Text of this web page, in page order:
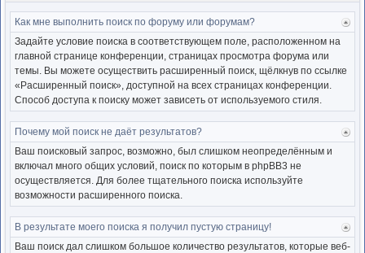
Как мне выполнить поиск по форуму или форумам?
Задайте условие поиска в соответствующем поле, расположенном на
главной странице конференции, страницах просмотра форума или
темы. Вы можете осуществить расширенный поиск, щёлкнув по ссылке
«Расширенный поиск», доступной на всех страницах конференции.
Способ доступа к поиску может зависеть от используемого стиля.
Почему мой поиск не даёт результатов?
Ваш поисковый запрос, возможно, был слишком неопределённым и
включал много общих условий, поиск по которым в phpBB3 не
осуществляется. Для более тщательного поиска используйте
возможности расширенного поиска.
к
В результате моего поиска я получил пустую страницу!
Ваш поиск дал слишком большое количество результатов, которые веб-